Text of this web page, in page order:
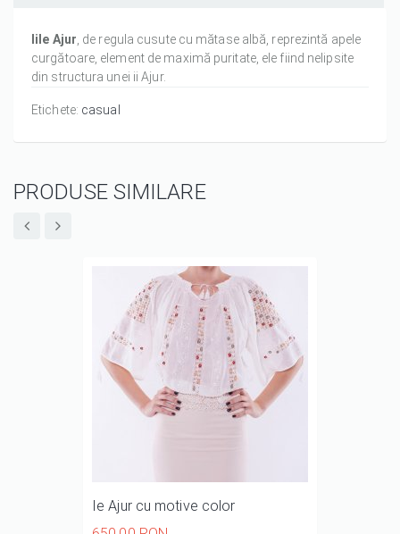
Iile Ajur, de regula cusute cu mătase albă, reprezintă apele
curgătoare, element de maximă puritate, ele fiind nelipsite
din structura unei ii Ajur.
Etichete: casual
PRODUSE SIMILARE
Ie Ajur cu motive color